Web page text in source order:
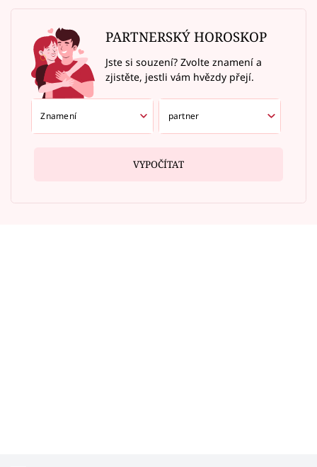
PARTNERSKÝ HOROSKOP
Jste si souzení? Zvolte znamení a
zjistěte, jestli vám hvězdy přejí.
VYPOČÍTAT